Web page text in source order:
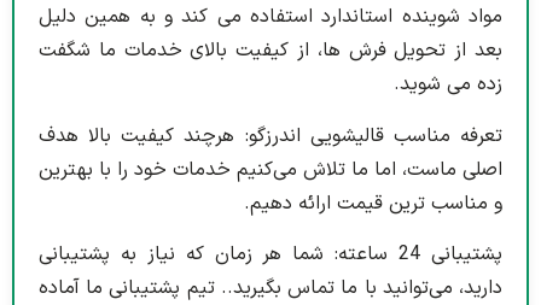
مواد شوینده استاندارد استفاده می کند و به همین دلیل
بعد از تحویل فرش ها، از کیفیت بالای خدمات ما شگفت
زده می شوید.
تعرفه مناسب قالیشویی اندرزگو: هرچند کیفیت بالا هدف
اصلی ماست، اما ما تلاش می‌کنیم خدمات خود را با بهترین
و مناسب ترین قیمت ارائه دهیم.
پشتیبانی 24 ساعته: شما هر زمان که نیاز به پشتیبانی
دارید، می‌توانید با ما تماس بگیرید.. تیم پشتیبانی ما آماده